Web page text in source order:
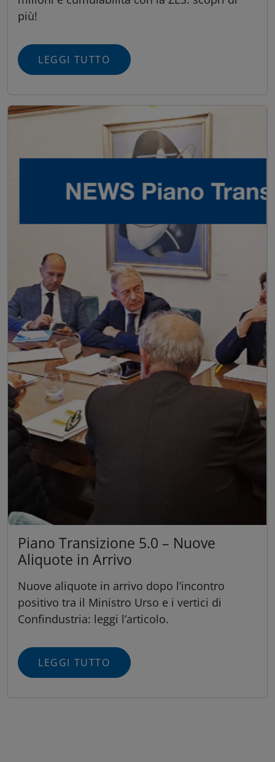
più!
LEGGI TUTTO
Piano Transizione 5.0 – Nuove
Aliquote in Arrivo
Nuove aliquote in arrivo dopo l’incontro
positivo tra il Ministro Urso e i vertici di
Confindustria: leggi l’articolo.
LEGGI TUTTO